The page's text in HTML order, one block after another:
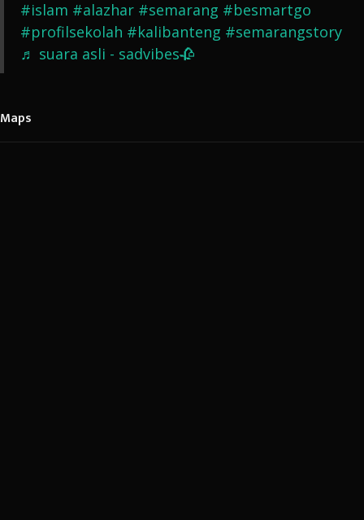
#islam #alazhar #semarang #besmartgo
#profilsekolah #kalibanteng #semarangstory
♬ suara asli - sadvibes🥀
Maps